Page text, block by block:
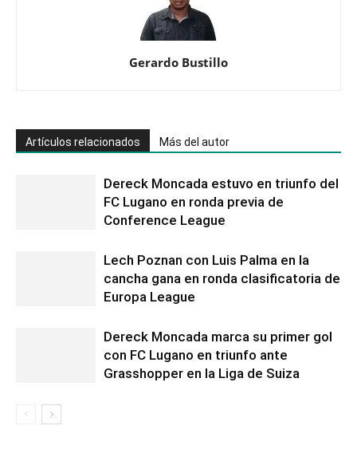
Gerardo Bustillo
Artículos relacionados Más del autor
Dereck Moncada estuvo en triunfo del
FC Lugano en ronda previa de
Conference League
Lech Poznan con Luis Palma en la
cancha gana en ronda clasificatoria de
Europa League
Dereck Moncada marca su primer gol
con FC Lugano en triunfo ante
Grasshopper en la Liga de Suiza